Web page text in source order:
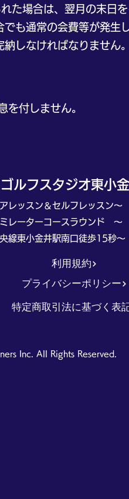
合は、翌月の末日を
も通常の会費等が発生
しなければなりません
付しません。
ゴルフスタジオ東小
レッスン＆セルフレッスン～
レーターコースラウンド ～
線東小金井駅南口徒歩15秒～
利用規約
プライバシーポリシー
特定商取引法に基づく表
Inc. All Rights Reserved.